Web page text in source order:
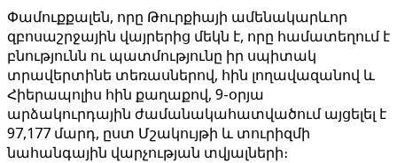
Փամուքքալեն, որը Թուրքիայի ամենակարևոր
զբոսաշրջային վայրերից մեկն է, որը համատեղում է
բնությունն ու պատմությունը իր սպիտակ
տրավերտինե տեռասներով, հին լողավազանով և
Հիերապոլիս հին քաղաքով, 9-օրյա
արձակուրդային ժամանակահատվածում այցելել է
97,177 մարդ, ըստ Մշակույթի և տուրիզմի
նահանգային վարչության տվյալների։